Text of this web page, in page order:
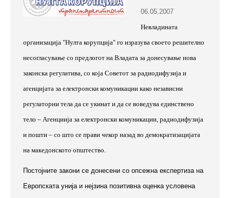
06.05.2007
Невладината
организација "Нулта корупција" го изразува своето решително
несогласување со предлогот на Владата за донесување нова
законска регулатива, со која Советот за радиодифузија и
агенцијата за електронски комуникации како независни
регулаторни тела да се укинат и да се воведува единствено
тело – Агенциија за електронски комуникации, радиодифузија
и пошти – со што се прави чекор назад во демократизацијата
на македонското општество.
Постојните закони се донесени со опсежна експертиза на
Европската унија и нејзина позитивна оценка условена